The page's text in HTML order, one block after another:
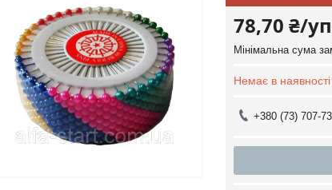
78,70 ₴/
Мінімальна сума
Немає в наявності
+380 (73) 707-